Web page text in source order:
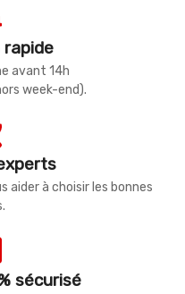
rapide
avant 14h
week-end).
aider à choisir les bonnes
sécurisé